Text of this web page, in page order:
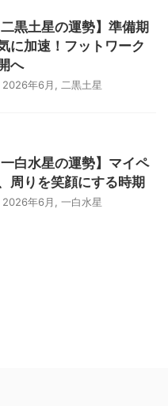
黒土星の運勢】準備期
に加速！フットワーク
へ
2026年6月 二黒土星
白水星の運勢】マイペ
周りを笑顔にする時期
2026年6月 一白水星